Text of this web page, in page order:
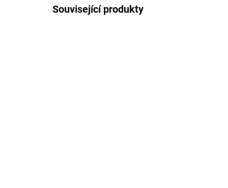
Související produkty